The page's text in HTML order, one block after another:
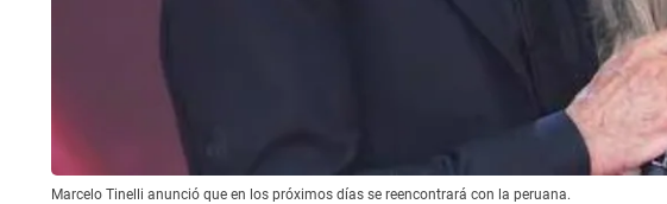
Marcelo Tinelli anunció que en los próximos días se reencontrará con la peruana.